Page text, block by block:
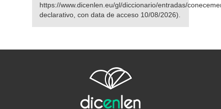
https://www.dicenlen.eu/gl/diccionario/entradas/
declarativo, con data de acceso 10/08/2026).